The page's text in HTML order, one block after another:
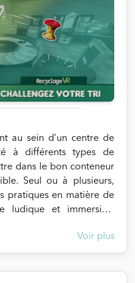
Voir plus
au sein d’un centre de
à différents types de
dans le bon conteneur
Seul ou à plusieurs,
pratiques en matière de
ludique et immersive.
afin de correspondre aux
du territoire.